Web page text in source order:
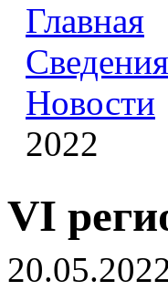
Главная
Новости
2022
VI